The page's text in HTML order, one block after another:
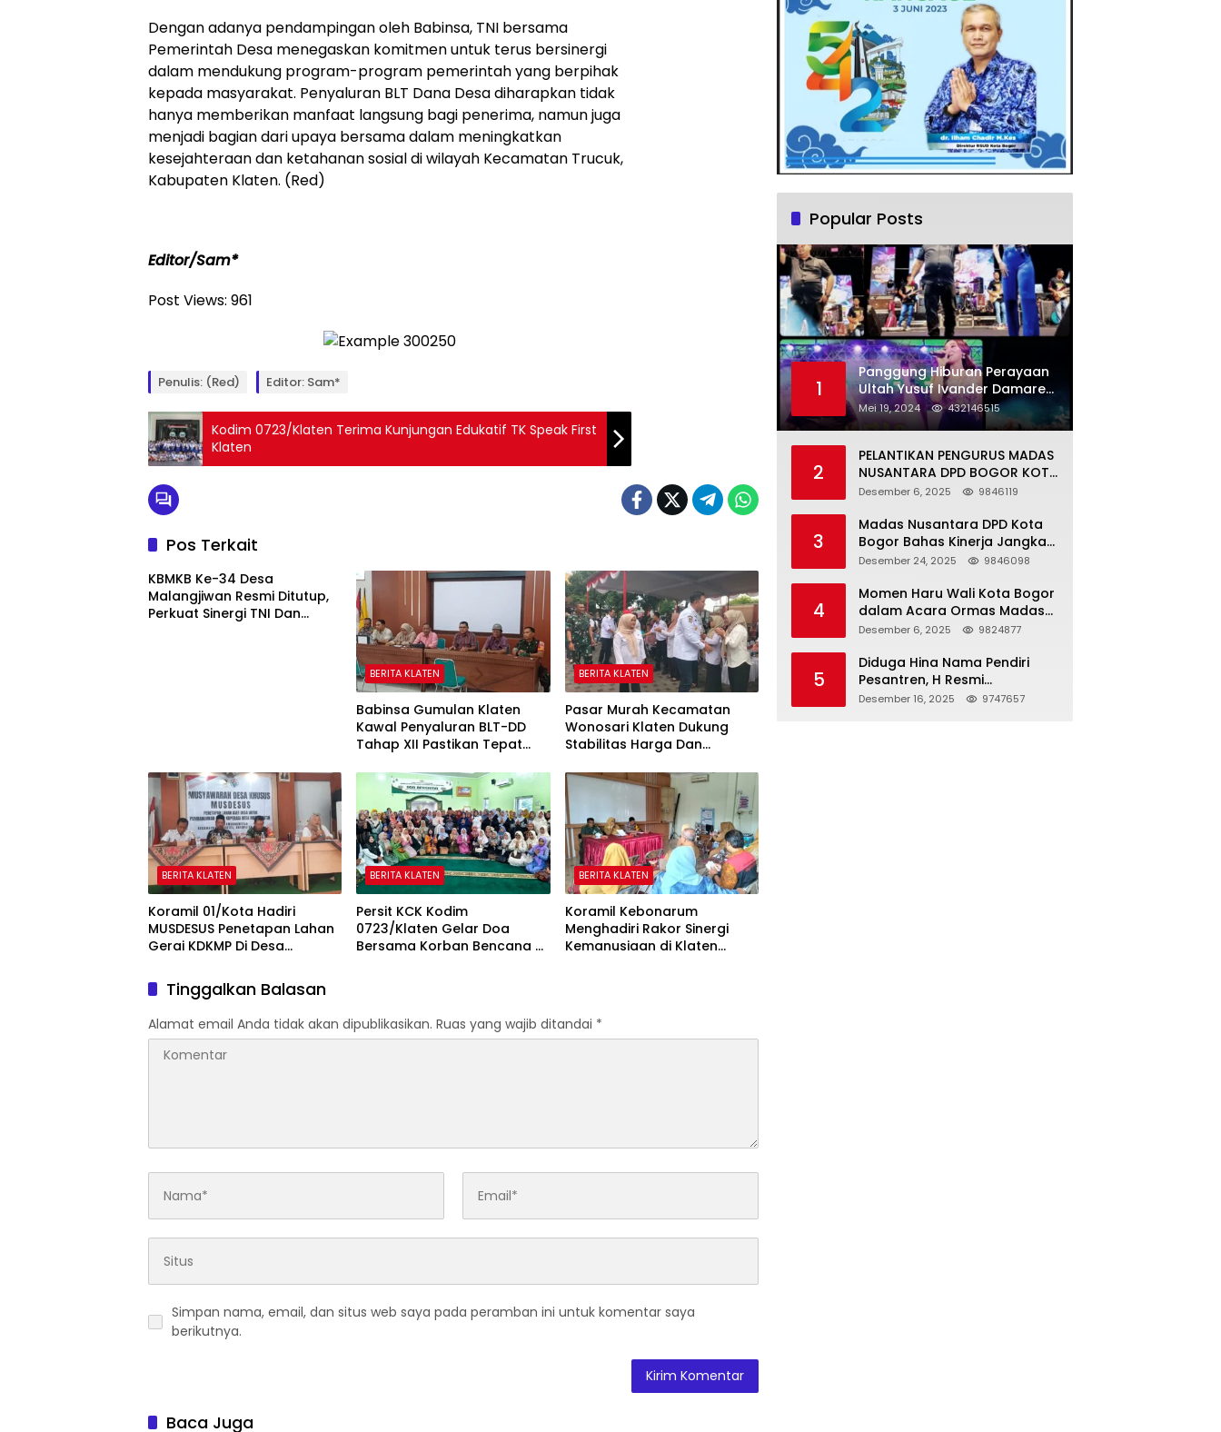
Dengan adanya pendampingan oleh Babinsa, TNI bersama
Pemerintah Desa menegaskan komitmen untuk terus bersinergi
dalam mendukung program-program pemerintah yang berpihak
kepada masyarakat. Penyaluran BLT Dana Desa diharapkan tidak
hanya memberikan manfaat langsung bagi penerima, namun juga
menjadi bagian dari upaya bersama dalam meningkatkan
kesejahteraan dan ketahanan sosial di wilayah Kecamatan Trucuk,
Kabupaten Klaten. (Red)
Editor/Sam*
Post Views: 961
Penulis: (Red) Editor: Sam*
Kodim 0723/Klaten Terima Kunjungan Edukatif TK Speak First
Klaten
Pos Terkait
KBMKB Ke-34 Desa
Malangjiwan Resmi Ditutup,
Perkuat Sinergi TNI Dan
BERITA KLATEN
Babinsa Gumulan Klaten
Kawal Penyaluran BLT-DD
Tahap XII Pastikan Tepat
BERITA KLATEN
Pasar Murah Kecamatan
Wonosari Klaten Dukung
Stabilitas Harga Dan
Masyarakat
BERITA KLATEN
Koramil 01/Kota Hadiri
MUSDESUS Penetapan Lahan
Gerai KDKMP Di Desa
BERITA KLATEN
Persit KCK Kodim
0723/Klaten Gelar Doa
Bersama Korban Bencana Di
BERITA KLATEN
Koramil Kebonarum
Menghadiri Rakor Sinergi
Kemanusiaan di Klaten
Tinggalkan Balasan
Alamat email Anda tidak akan dipublikasikan. Ruas yang wajib ditandai *
Simpan nama, email, dan situs web saya pada peramban ini untuk komentar saya
berikutnya.
Baca Juga
Popular Posts
1
Panggung Hiburan Perayaan
Ultah Yusuf Ivander Damares
Membawa Berkah Warga
Kejapanan
Mei 19, 2024 432146515
2
PELANTIKAN PENGURUS MADAS
NUSANTARA DPD BOGOR KOTA
BERJALAN LANCAR DAN
Desember 6, 2025 9846119
3
Madas Nusantara DPD Kota
Bogor Bahas Kinerja Jangka
Pendek dan Jangka Panjang
Desember 24, 2025 9846098
4
Momen Haru Wali Kota Bogor
dalam Acara Ormas Madas
Nusantara, Kenakan Peci
Kehormatan
Desember 6, 2025 9824877
5
Diduga Hina Nama Pendiri
Pesantren, H Resmi
Dilaporkan ke Polres
Desember 16, 2025 9747657